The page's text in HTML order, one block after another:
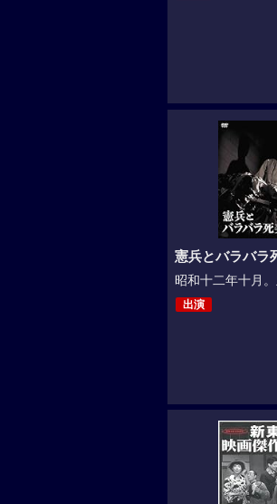
憲兵とバラバラ
昭和十二年十月。
出演